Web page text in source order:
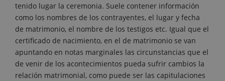
tenido lugar la ceremonia. Suele contener información
como los nombres de los contrayentes, el lugar y fecha
de matrimonio, el nombre de los testigos etc. Igual que el
certificado de nacimiento, en el de matrimonio se van
apuntando en notas marginales las circunstancias que el
de venir de los acontecimientos pueda sufrir cambios la
relación matrimonial, como puede ser las capitulaciones